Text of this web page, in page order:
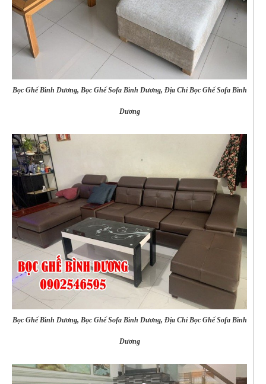
Bọc Ghế Bình Dương, Bọc Ghế Sofa Bình Dương, Địa Chỉ Bọc Ghế Sofa Bình
Dương
Bọc Ghế Bình Dương, Bọc Ghế Sofa Bình Dương, Địa Chỉ Bọc Ghế Sofa Bình
Dương